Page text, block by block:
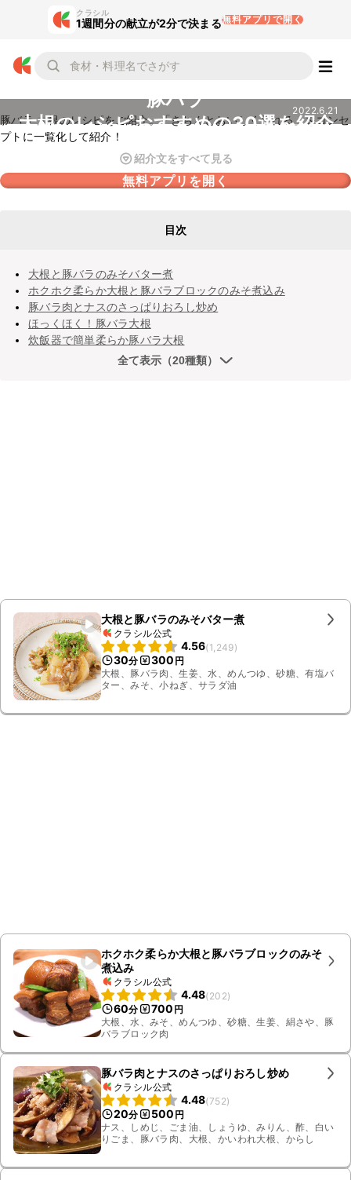
クラシル
1週間分の献立が2分で決まる無料アプリで開く
豚バラ
大根のレシピおすすめの30選を紹介
2022.6.21
豚バラ 大根のレシピをご紹介。「きちんとおいしく作れる」をコンセ
プトに一覧化して紹介！
紹介文をすべて見る
無料アプリを開く
目次
大根と豚バラのみそバター煮
ホクホク柔らか大根と豚バラブロックのみそ煮込み
豚バラ肉とナスのさっぱりおろし炒め
ほっくほく！豚バラ大根
炊飯器で簡単柔らか豚バラ大根
全て表示（20種類）
大根と豚バラのみそバター煮
クラシル公式
4.56(1,249)
30分 300 円
大根、豚バラ肉、生姜、水、めんつゆ、砂糖、有塩バ
ター、みそ、小ねぎ、サラダ油
ホクホク柔らか大根と豚バラブロックのみそ
煮込み
クラシル公式
4.48(202)
60分 700 円
大根、水、みそ、めんつゆ、砂糖、生姜、絹さや、豚
バラブロック肉
豚バラ肉とナスのさっぱりおろし炒め
クラシル公式
4.48(752)
20分 500 円
ナス、しめじ、ごま油、しょうゆ、みりん、酢、白い
りごま、豚バラ肉、大根、かいわれ大根、からし